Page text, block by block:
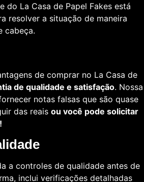
do La Casa de Papel Fakes está
resolver a situação de maneira
cabeça.
de comprar no La Casa de
de qualidade e satisfação. Nossa
notas falsas que são quase
das reais ou você pode solicitar
a controles de qualidade antes de
inclui verificações detalhadas